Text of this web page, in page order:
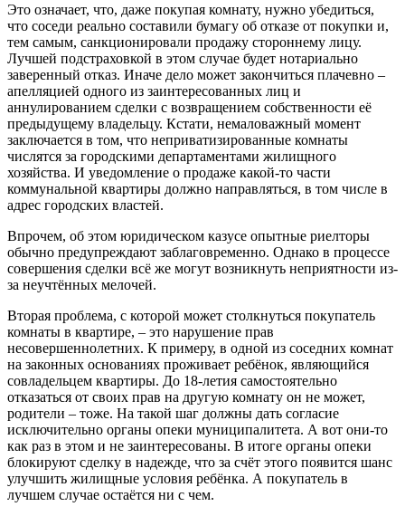
Это означает, что, даже покупая комнату, нужно убедиться,
что соседи реально составили бумагу об отказе от покупки и,
тем самым, санкционировали продажу стороннему лицу.
Лучшей подстраховкой в этом случае будет нотариально
заверенный отказ. Иначе дело может закончиться плачевно –
апелляцией одного из заинтересованных лиц и
аннулированием сделки с возвращением собственности её
предыдущему владельцу. Кстати, немаловажный момент
заключается в том, что неприватизированные комнаты
числятся за городскими департаментами жилищного
хозяйства. И уведомление о продаже какой-то части
коммунальной квартиры должно направляться, в том числе в
адрес городских властей.
Впрочем, об этом юридическом казусе опытные риелторы
обычно предупреждают заблаговременно. Однако в процессе
совершения сделки всё же могут возникнуть неприятности из-
за неучтённых мелочей.
Вторая проблема, с которой может столкнуться покупатель
комнаты в квартире, – это нарушение прав
несовершеннолетних. К примеру, в одной из соседних комнат
на законных основаниях проживает ребёнок, являющийся
совладельцем квартиры. До 18-летия самостоятельно
отказаться от своих прав на другую комнату он не может,
родители – тоже. На такой шаг должны дать согласие
исключительно органы опеки муниципалитета. А вот они-то
как раз в этом и не заинтересованы. В итоге органы опеки
блокируют сделку в надежде, что за счёт этого появится шанс
улучшить жилищные условия ребёнка. А покупатель в
лучшем случае остаётся ни с чем.